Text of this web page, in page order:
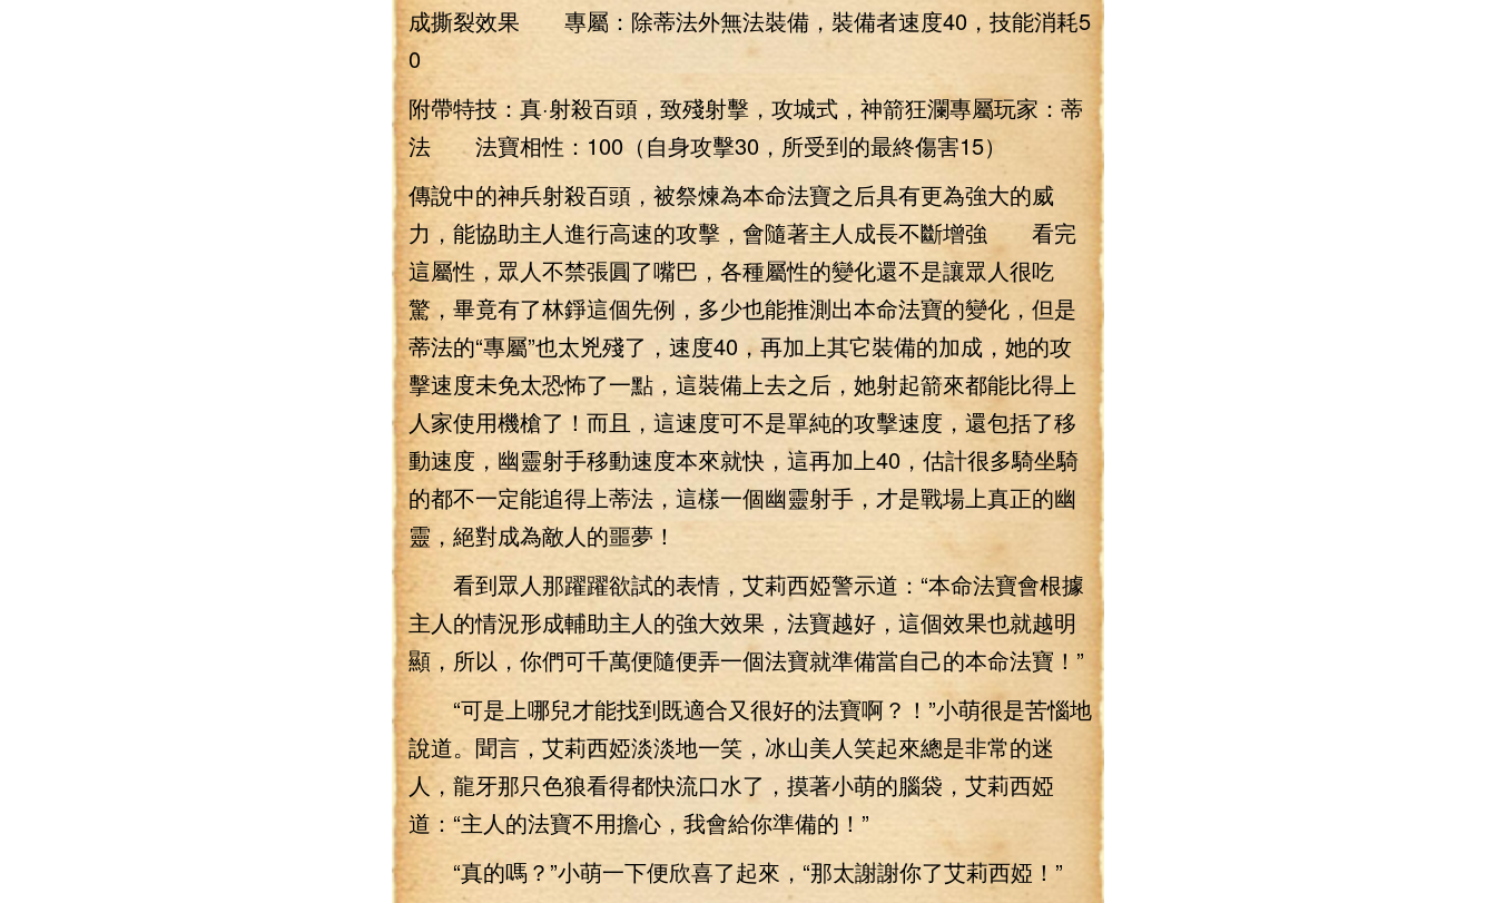
成撕裂效果 專屬：除蒂法外無法裝備，裝備者速度40，技能消耗5
0
附帶特技：真·射殺百頭，致殘射擊，攻城式，神箭狂瀾專屬玩家：蒂
法 法寶相性：100（自身攻擊30，所受到的最終傷害15）
傳說中的神兵射殺百頭，被祭煉為本命法寶之后具有更為強大的威
力，能協助主人進行高速的攻擊，會隨著主人成長不斷增強 看完
這屬性，眾人不禁張圓了嘴巴，各種屬性的變化還不是讓眾人很吃
驚，畢竟有了林錚這個先例，多少也能推測出本命法寶的變化，但是
蒂法的“專屬”也太兇殘了，速度40，再加上其它裝備的加成，她的攻
擊速度未免太恐怖了一點，這裝備上去之后，她射起箭來都能比得上
人家使用機槍了！而且，這速度可不是單純的攻擊速度，還包括了移
動速度，幽靈射手移動速度本來就快，這再加上40，估計很多騎坐騎
的都不一定能追得上蒂法，這樣一個幽靈射手，才是戰場上真正的幽
靈，絕對成為敵人的噩夢！
看到眾人那躍躍欲試的表情，艾莉西婭警示道：“本命法寶會根據
主人的情況形成輔助主人的強大效果，法寶越好，這個效果也就越明
顯，所以，你們可千萬便隨便弄一個法寶就準備當自己的本命法寶！”
“可是上哪兒才能找到既適合又很好的法寶啊？！”小萌很是苦惱地
說道。聞言，艾莉西婭淡淡地一笑，冰山美人笑起來總是非常的迷
人，龍牙那只色狼看得都快流口水了，摸著小萌的腦袋，艾莉西婭
道：“主人的法寶不用擔心，我會給你準備的！”
“真的嗎？”小萌一下便欣喜了起來，“那太謝謝你了艾莉西婭！”